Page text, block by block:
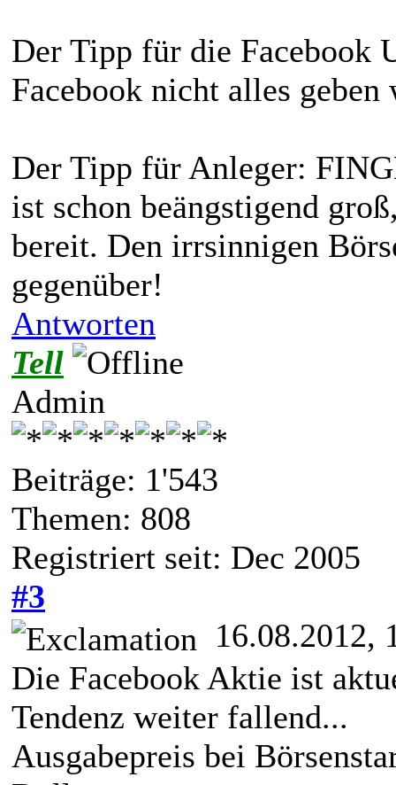
Der Tipp für die Facebook
Facebook nicht alles geben
Der Tipp für Anleger:
ist schon beängstigend
bereit. Den irrsinnigen
gegenüber!
Antworten
Tell
Admin
Beiträge: 1'543
Themen: 808
Registriert seit: Dec 2005
#3
16.08.2012,
Die Facebook Aktie ist
Tendenz weiter fallend...
Ausgabepreis bei